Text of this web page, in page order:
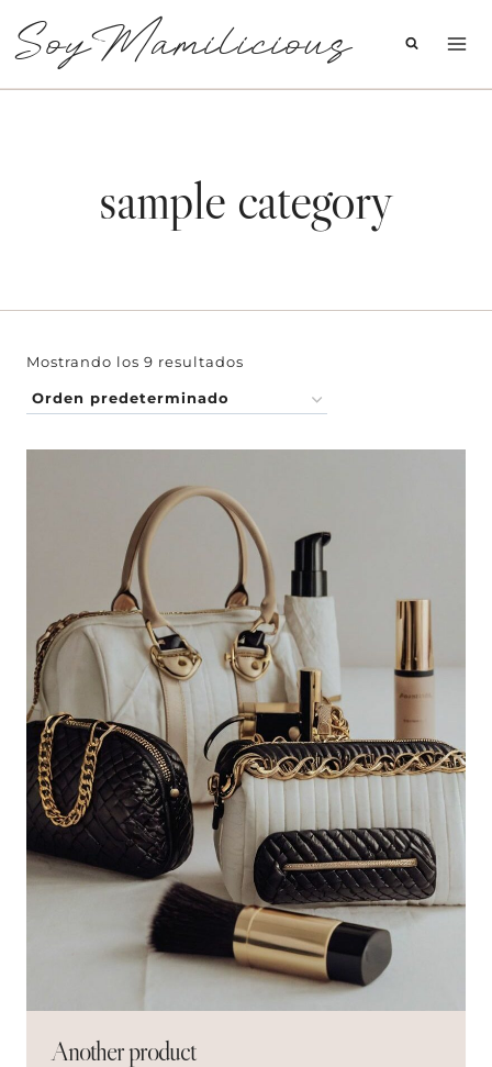
contenido
SoyMamilicious
sample category
Mostrando los 9 resultados
Another product